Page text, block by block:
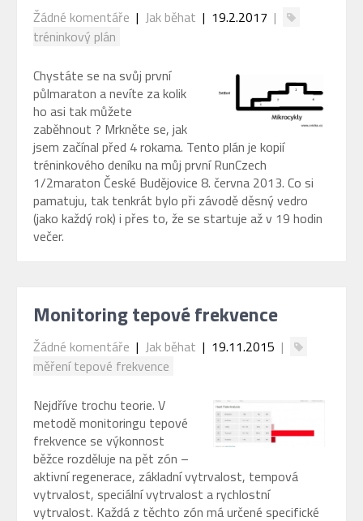
Žádné komentáře | Jak běhat | 19.2.2017 |
tréninkový plán
Chystáte se na svůj první
půlmaraton a nevíte za kolik
ho asi tak můžete
zaběhnout ? Mrkněte se, jak
jsem začínal před 4 rokama. Tento plán je kopií
tréninkového deníku na můj první RunCzech
1/2maraton České Budějovice 8. června 2013. Co si
pamatuju, tak tenkrát bylo při závodě děsný vedro
(jako každý rok) i přes to, že se startuje až v 19 hodin
večer.
Monitoring tepové frekvence
Žádné komentáře | Jak běhat | 19.11.2015 |
měření tepové frekvence
Nejdříve trochu teorie. V
metodě monitoringu tepové
frekvence se výkonnost
běžce rozděluje na pět zón –
aktivní regenerace, základní vytrvalost, tempová
vytrvalost, speciální vytrvalost a rychlostní
vytrvalost. Každá z těchto zón má určené specifické